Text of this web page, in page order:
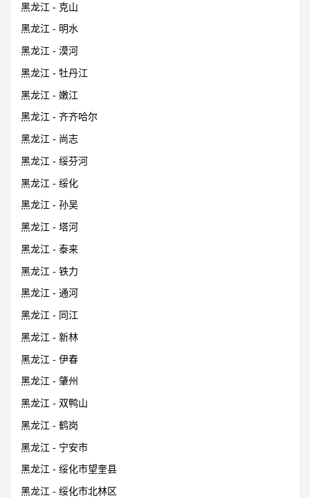
黑龙江 - 克山
黑龙江 - 明水
黑龙江 - 漠河
黑龙江 - 牡丹江
黑龙江 - 嫩江
黑龙江 - 齐齐哈尔
黑龙江 - 尚志
黑龙江 - 绥芬河
黑龙江 - 绥化
黑龙江 - 孙吴
黑龙江 - 塔河
黑龙江 - 泰来
黑龙江 - 铁力
黑龙江 - 通河
黑龙江 - 同江
黑龙江 - 新林
黑龙江 - 伊春
黑龙江 - 肇州
黑龙江 - 双鸭山
黑龙江 - 鹤岗
黑龙江 - 宁安市
黑龙江 - 绥化市望奎县
黑龙江 - 绥化市北林区